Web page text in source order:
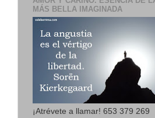
MÁS BELLA IMAGINADA
¡Atrévete a llamar! 653 379 269